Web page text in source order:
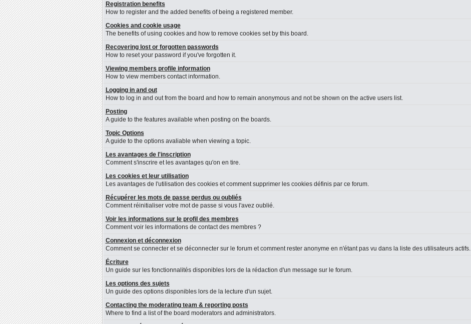
Registration benefits
How to register and the added benefits of being a registered member.
Cookies and cookie usage
The benefits of using cookies and how to remove cookies set by this board.
Recovering lost or forgotten passwords
How to reset your password if you've forgotten it.
Viewing members profile information
How to view members contact information.
Logging in and out
How to log in and out from the board and how to remain anonymous and not be shown on the active users list.
Posting
A guide to the features available when posting on the boards.
Topic Options
A guide to the options avaliable when viewing a topic.
Les avantages de l'inscription
Comment s'inscrire et les avantages qu'on en tire.
Les cookies et leur utilisation
Les avantages de l'utilisation des cookies et comment supprimer les cookies définis par ce forum.
Récupérer les mots de passe perdus ou oubliés
Comment réinitialiser votre mot de passe si vous l'avez oublié.
Voir les informations sur le profil des membres
Comment voir les informations de contact des membres ?
Connexion et déconnexion
Comment se connecter et se déconnecter sur le forum et comment rester anonyme en n'étant pas vu dans la liste des utilisateurs actifs.
Écriture
Un guide sur les fonctionnalités disponibles lors de la rédaction d'un message sur le forum.
Les options des sujets
Un guide des options disponibles lors de la lecture d'un sujet.
Contacting the moderating team & reporting posts
Where to find a list of the board moderators and administrators.